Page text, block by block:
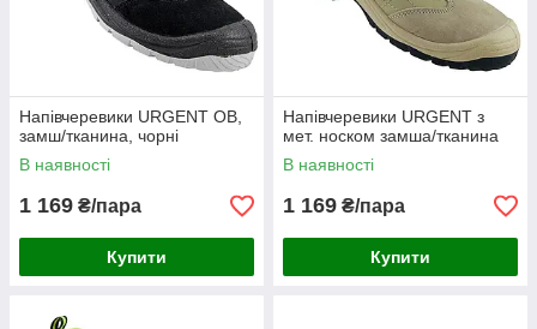
Напівчеревики URGENT OB,
замш/тканина, чорні
В наявності
1 169 ₴/пара
Купити
Напівчеревики URGENT з
мет. носком замша/тканина
В наявності
1 169 ₴/пара
Купити